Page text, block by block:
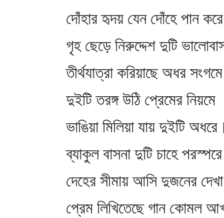
দোঁহার হৃদয় যেন দোঁহে পান
গৃহ ছেড়ে নিরুদ্দেশ দুটি
তীর্থযাত্রা করিয়াছে অধর
দুইটি তরঙ্গ উঠি প্রেমের নিয়মে
ভাঙিয়া মিলিয়া যায় দুইটি অধরে।
ব্যাকুল বাসনা দুটি চাহে পরস্পরে
দেহের সীমায় আসি দুজনের
প্রেম লিখিতেছে গান কোমল